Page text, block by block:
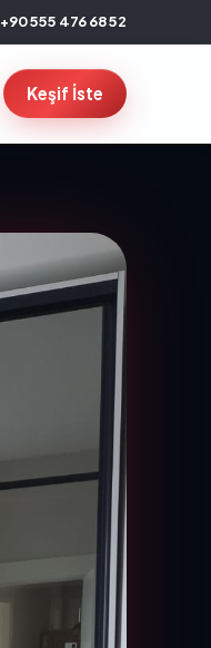
+90 555 476 68 52
Keşif İste